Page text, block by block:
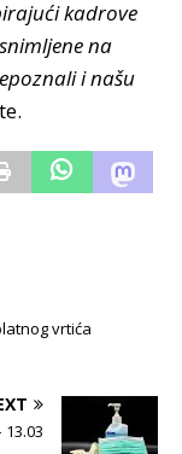
kadrove
na
i našu
vrtića
13.03